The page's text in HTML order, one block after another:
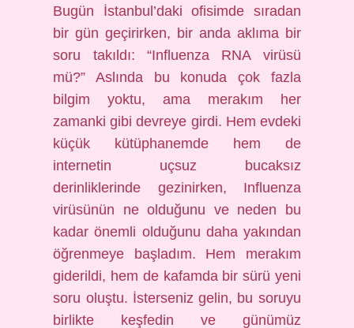
Bugün İstanbul’daki ofisimde sıradan
bir gün geçirirken, bir anda aklıma bir
soru takıldı: “Influenza RNA virüsü
mü?” Aslında bu konuda çok fazla
bilgim yoktu, ama merakım her
zamanki gibi devreye girdi. Hem evdeki
küçük kütüphanemde hem de
internetin uçsuz bucaksız
derinliklerinde gezinirken, Influenza
virüsünün ne olduğunu ve neden bu
kadar önemli olduğunu daha yakından
öğrenmeye başladım. Hem merakım
giderildi, hem de kafamda bir sürü yeni
soru oluştu. İsterseniz gelin, bu soruyu
birlikte keşfedin ve günümüz